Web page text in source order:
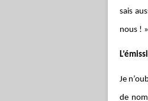
sais
nous !
Je
de